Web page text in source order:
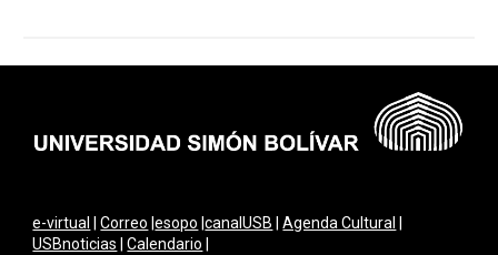
e-virtual |Correo |esopo |canalUSB |Agenda Cultural
USBnoticias |Calendario